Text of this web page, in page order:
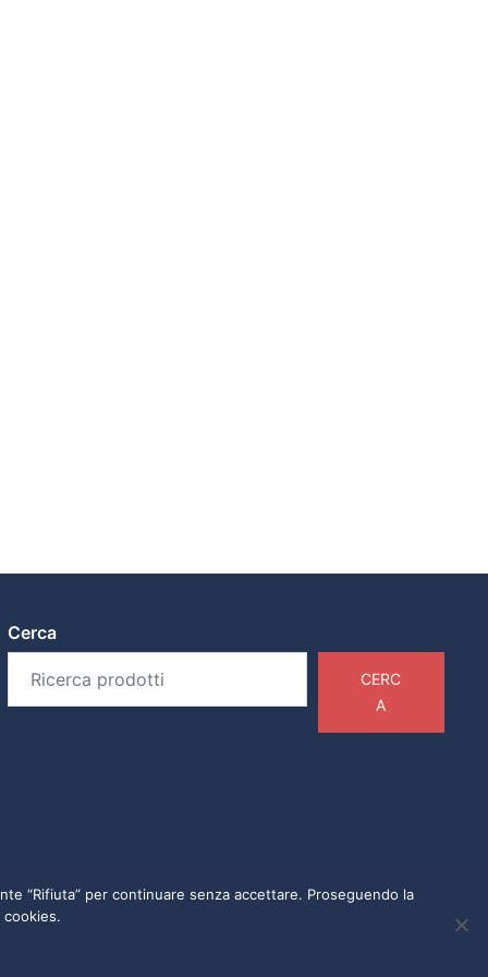
Cerca
CERC
A
“Rifiuta” per continuare senza accettare. Proseguendo la